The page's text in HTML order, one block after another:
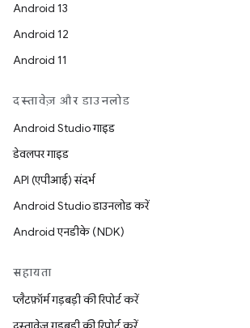
Android 13
Android 12
Android 11
दस्तावेज़ और डाउनलोड
Android Studio गाइड
डेवलपर गाइड
API (एपीआई) संदर्भ
Android Studio डाउनलोड करें
Android एनडीके (NDK)
सहायता
प्लैटफ़ॉर्म गड़बड़ी की रिपोर्ट करें